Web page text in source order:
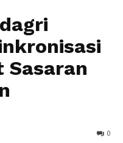
Sasaran
0